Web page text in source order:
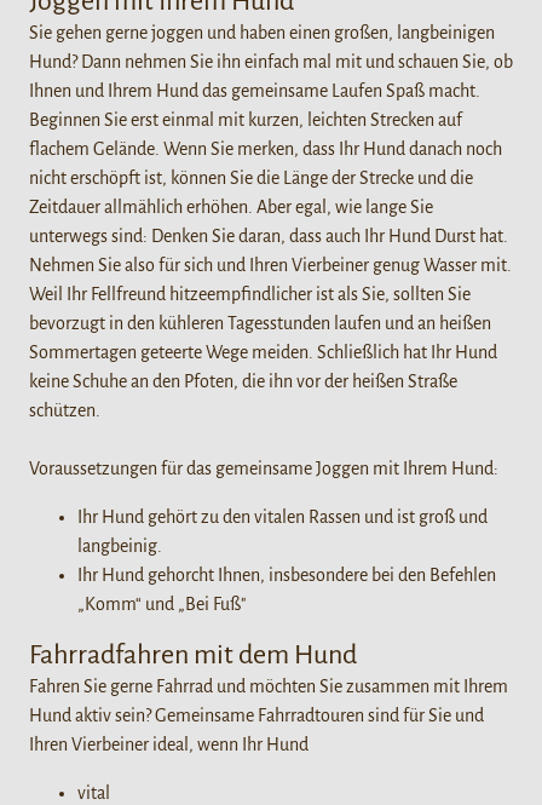
Sie gehen gerne joggen und haben einen großen, langbeinigen
Hund? Dann nehmen Sie ihn einfach mal mit und schauen Sie, ob
Ihnen und Ihrem Hund das gemeinsame Laufen Spaß macht.
Beginnen Sie erst einmal mit kurzen, leichten Strecken auf
flachem Gelände. Wenn Sie merken, dass Ihr Hund danach noch
nicht erschöpft ist, können Sie die Länge der Strecke und die
Zeitdauer allmählich erhöhen. Aber egal, wie lange Sie
unterwegs sind: Denken Sie daran, dass auch Ihr Hund Durst hat.
Nehmen Sie also für sich und Ihren Vierbeiner genug Wasser mit.
Weil Ihr Fellfreund hitzeempfindlicher ist als Sie, sollten Sie
bevorzugt in den kühleren Tagesstunden laufen und an heißen
Sommertagen geteerte Wege meiden. Schließlich hat Ihr Hund
keine Schuhe an den Pfoten, die ihn vor der heißen Straße
schützen.
Voraussetzungen für das gemeinsame Joggen mit Ihrem Hund:
Ihr Hund gehört zu den vitalen Rassen und ist groß und
langbeinig.
Ihr Hund gehorcht Ihnen, insbesondere bei den Befehlen
„Komm“ und „Bei Fuß"
Fahrradfahren mit dem Hund
Fahren Sie gerne Fahrrad und möchten Sie zusammen mit Ihrem
Hund aktiv sein? Gemeinsame Fahrradtouren sind für Sie und
Ihren Vierbeiner ideal, wenn Ihr Hund
vital